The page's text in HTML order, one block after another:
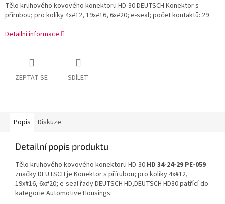
Tělo kruhového kovového konektoru HD-30 DEUTSCH Konektor s
přírubou; pro kolíky 4x#12, 19x#16, 6x#20; e-seal; počet kontaktů: 29
Detailní informace
ZEPTAT SE SDÍLET
Popis Diskuze
Detailní popis produktu
Tělo kruhového kovového konektoru HD-30 HD 34-24-29 PE-059
značky DEUTSCH je Konektor s přírubou; pro kolíky 4x#12,
19x#16, 6x#20; e-seal řady DEUTSCH HD,DEUTSCH HD30 patřící do
kategorie Automotive Housings.